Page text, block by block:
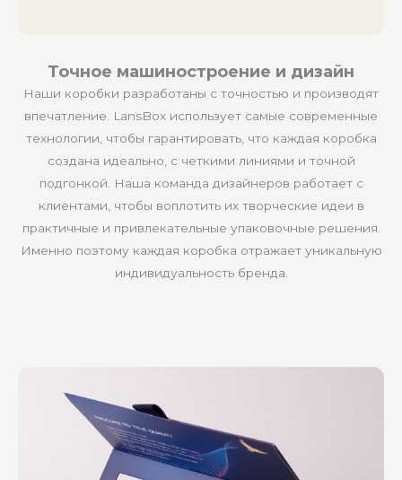
Точное машиностроение и дизайн
Наши коробки разработаны с точностью и производят
впечатление. LansBox использует самые современные
технологии, чтобы гарантировать, что каждая коробка
создана идеально, с четкими линиями и точной
подгонкой. Наша команда дизайнеров работает с
клиентами, чтобы воплотить их творческие идеи в
практичные и привлекательные упаковочные решения.
Именно поэтому каждая коробка отражает уникальную
индивидуальность бренда.